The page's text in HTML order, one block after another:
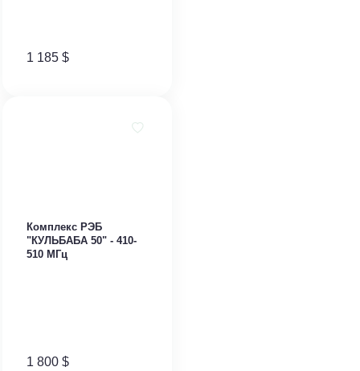
1 185 $
Комплекс РЭБ
"КУЛЬБАБА 50" - 410-
510 МГц
1 800 $